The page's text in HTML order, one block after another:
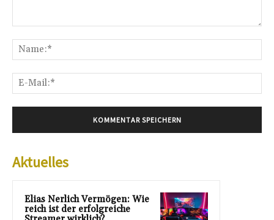
Aktuelles
Elias Nerlich Vermögen: Wie
reich ist der erfolgreiche